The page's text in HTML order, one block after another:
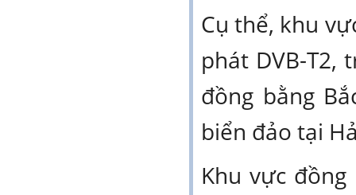
Cụ thể, khu
phát DVB-T2,
đồng bằng
biển đảo tại
Khu vực